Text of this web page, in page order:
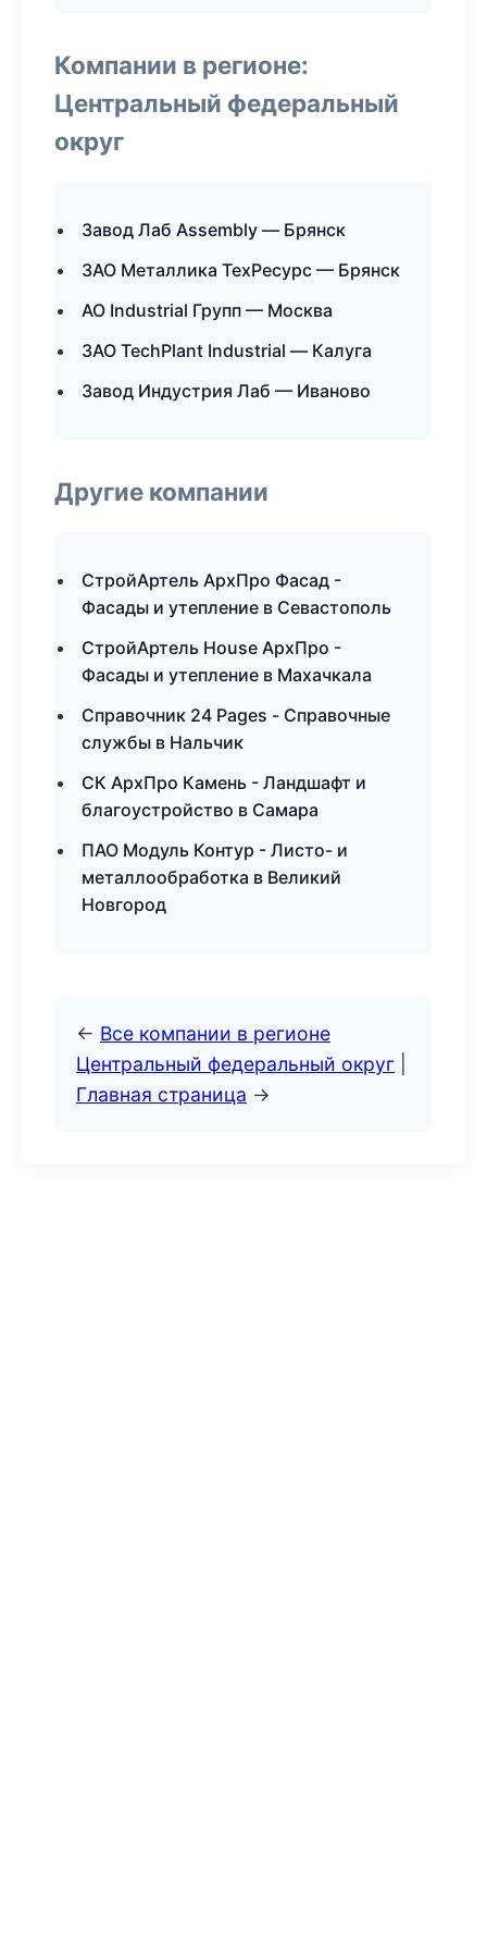
Компании в регионе:
Центральный федеральный
округ
Завод Лаб Assembly — Брянск
ЗАО Металлика ТехРесурс — Брянск
АО Industrial Групп — Москва
ЗАО TechPlant Industrial — Калуга
Завод Индустрия Лаб — Иваново
Другие компании
СтройАртель АрхПро Фасад -
Фасады и утепление в Севастополь
СтройАртель House АрхПро -
Фасады и утепление в Махачкала
Справочник 24 Pages - Справочные
службы в Нальчик
СК АрхПро Камень - Ландшафт и
благоустройство в Самара
ПАО Модуль Контур - Листо- и
металлообработка в Великий
Новгород
← Все компании в регионе
Центральный федеральный округ
Главная страница →